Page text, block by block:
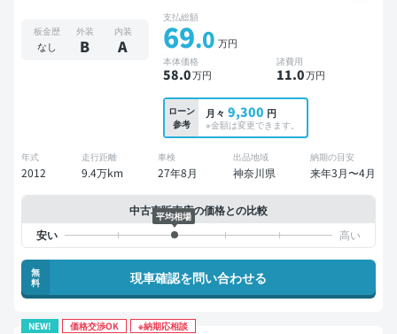
板金歴
なし
外装
B
内装
A
支払総額
69.0 万円
本体価格
58.0万円
諸費用
11.0万円
ローン
参考
月々 9,300 円
※金額は変更できます。
年式
2012
走行距離
9.4万km
車検
27年8月
出品地域
神奈川県
納期の目安
来年3月〜4月
中古車販売店の価格との比較
平均相場
無
料
現車確認を問い合わせる
NEW! 価格交渉OK ※納期応相談